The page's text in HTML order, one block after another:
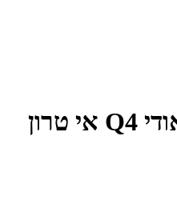
אודי Q4 אי טרון